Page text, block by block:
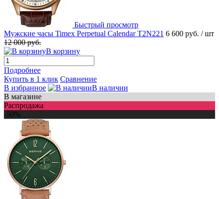
Быстрый просмотр
Мужские часы Timex Perpetual Calendar T2N221 6 600 руб. / шт
12 000 руб.
В корзину
Подробнее
Купить в 1 клик Сравнение
В избранное
В наличии
В магазине
Распродажа
-50%